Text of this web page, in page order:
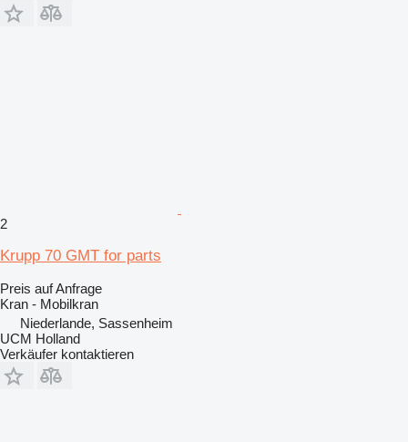
2
Krupp 70 GMT for parts
Preis auf Anfrage
Kran - Mobilkran
Niederlande, Sassenheim
UCM Holland
Verkäufer kontaktieren